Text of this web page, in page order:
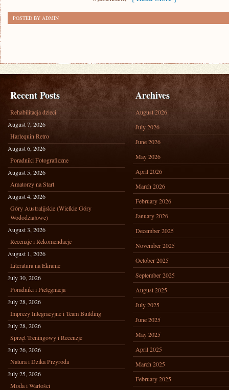
POSTED BY ADMIN
Recent Posts
Rehabilitacja dzieci
August 7, 2026
Harlequin Retro
August 6, 2026
Poradniki Fotograficzne
August 5, 2026
Amatorzy na Start
August 4, 2026
Góry Australijskie (Wielkie Góry
Wododziałowe)
August 3, 2026
Recenzje i Rekomendacje
August 1, 2026
Literatura na Ekranie
July 30, 2026
Poradniki i Pielęgnacja
July 28, 2026
Imprezy Integracyjne i Team Building
July 28, 2026
Sprzęt Treningowy i Recenzje
July 26, 2026
Natura i Dzika Przyroda
July 25, 2026
Moda i Wartości
Archives
August 2026
July 2026
June 2026
May 2026
April 2026
March 2026
February 2026
January 2026
December 2025
November 2025
October 2025
September 2025
August 2025
July 2025
June 2025
May 2025
April 2025
March 2025
February 2025